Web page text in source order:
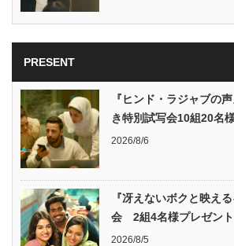
PRESENT
『ヒンド・ラジャブの
き特別試写会10組20名
2026/8/6
『冴えないボクと映え
会 2組4名様プレゼント
2026/8/5